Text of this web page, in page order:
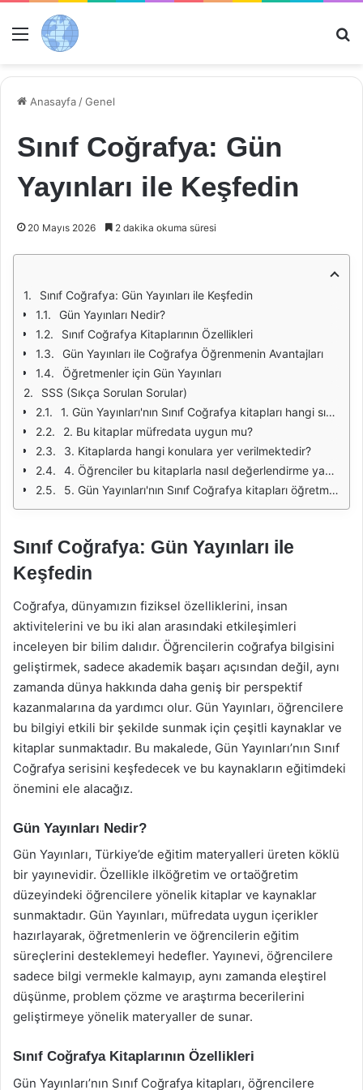
Menü
Anasayfa /Genel
Sınıf Coğrafya: Gün
Yayınları ile Keşfedin
20 Mayıs 2026 2 dakika okuma süresi
Sınıf Coğrafya: Gün Yayınları ile Keşfedin
Gün Yayınları Nedir?
Sınıf Coğrafya Kitaplarının Özellikleri
Gün Yayınları ile Coğrafya Öğrenmenin Avantajları
Öğretmenler için Gün Yayınları
SSS (Sıkça Sorulan Sorular)
1. Gün Yayınları'nın Sınıf Coğrafya kitapları hangi sınıf seviyelerine yöneliktir?
2. Bu kitaplar müfredata uygun mu?
3. Kitaplarda hangi konulara yer verilmektedir?
4. Öğrenciler bu kitaplarla nasıl değerlendirme yapabilir?
5. Gün Yayınları'nın Sınıf Coğrafya kitapları öğretmenler için faydalı mı?
Sınıf Coğrafya: Gün Yayınları ile
Keşfedin
Coğrafya, dünyamızın fiziksel özelliklerini, insan
aktivitelerini ve bu iki alan arasındaki etkileşimleri
inceleyen bir bilim dalıdır. Öğrencilerin coğrafya bilgisini
geliştirmek, sadece akademik başarı açısından değil, aynı
zamanda dünya hakkında daha geniş bir perspektif
kazanmalarına da yardımcı olur. Gün Yayınları, öğrencilere
bu bilgiyi etkili bir şekilde sunmak için çeşitli kaynaklar ve
kitaplar sunmaktadır. Bu makalede, Gün Yayınları’nın Sınıf
Coğrafya serisini keşfedecek ve bu kaynakların eğitimdeki
önemini ele alacağız.
Gün Yayınları Nedir?
Gün Yayınları, Türkiye’de eğitim materyalleri üreten köklü
bir yayınevidir. Özellikle ilköğretim ve ortaöğretim
düzeyindeki öğrencilere yönelik kitaplar ve kaynaklar
sunmaktadır. Gün Yayınları, müfredata uygun içerikler
hazırlayarak, öğretmenlerin ve öğrencilerin eğitim
süreçlerini desteklemeyi hedefler. Yayınevi, öğrencilere
sadece bilgi vermekle kalmayıp, aynı zamanda eleştirel
düşünme, problem çözme ve araştırma becerilerini
geliştirmeye yönelik materyaller de sunar.
Sınıf Coğrafya Kitaplarının Özellikleri
Gün Yayınları’nın Sınıf Coğrafya kitapları, öğrencilere